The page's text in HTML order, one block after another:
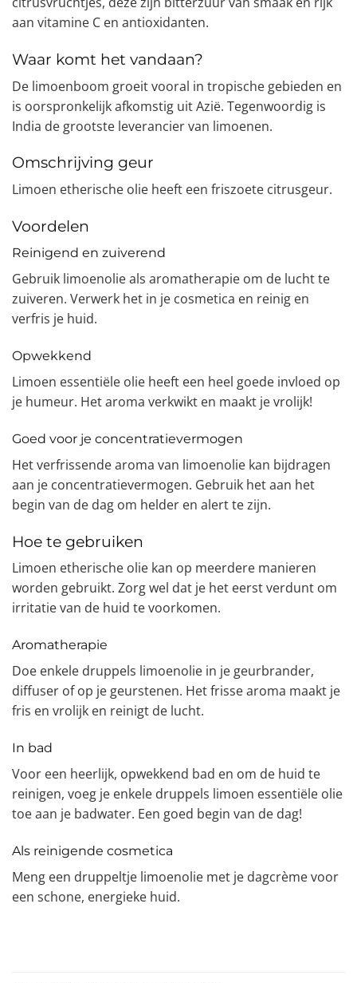
aan vitamine C en antioxidanten.
Waar komt het vandaan?
De limoenboom groeit vooral in tropische gebieden en
is oorspronkelijk afkomstig uit Azië. Tegenwoordig is
India de grootste leverancier van limoenen.
Omschrijving geur
Limoen etherische olie heeft een friszoete citrusgeur.
Voordelen
Reinigend en zuiverend
Gebruik limoenolie als aromatherapie om de lucht te
zuiveren. Verwerk het in je cosmetica en reinig en
verfris je huid.
Opwekkend
Limoen essentiële olie heeft een heel goede invloed op
je humeur. Het aroma verkwikt en maakt je vrolijk!
Goed voor je concentratievermogen
Het verfrissende aroma van limoenolie kan bijdragen
aan je concentratievermogen. Gebruik het aan het
begin van de dag om helder en alert te zijn.
Hoe te gebruiken
Limoen etherische olie kan op meerdere manieren
worden gebruikt. Zorg wel dat je het eerst verdunt om
irritatie van de huid te voorkomen.
Aromatherapie
Doe enkele druppels limoenolie in je geurbrander,
diffuser of op je geurstenen. Het frisse aroma maakt je
fris en vrolijk en reinigt de lucht.
In bad
Voor een heerlijk, opwekkend bad en om de huid te
reinigen, voeg je enkele druppels limoen essentiële olie
toe aan je badwater. Een goed begin van de dag!
Als reinigende cosmetica
Meng een druppeltje limoenolie met je dagcrème voor
een schone, energieke huid.